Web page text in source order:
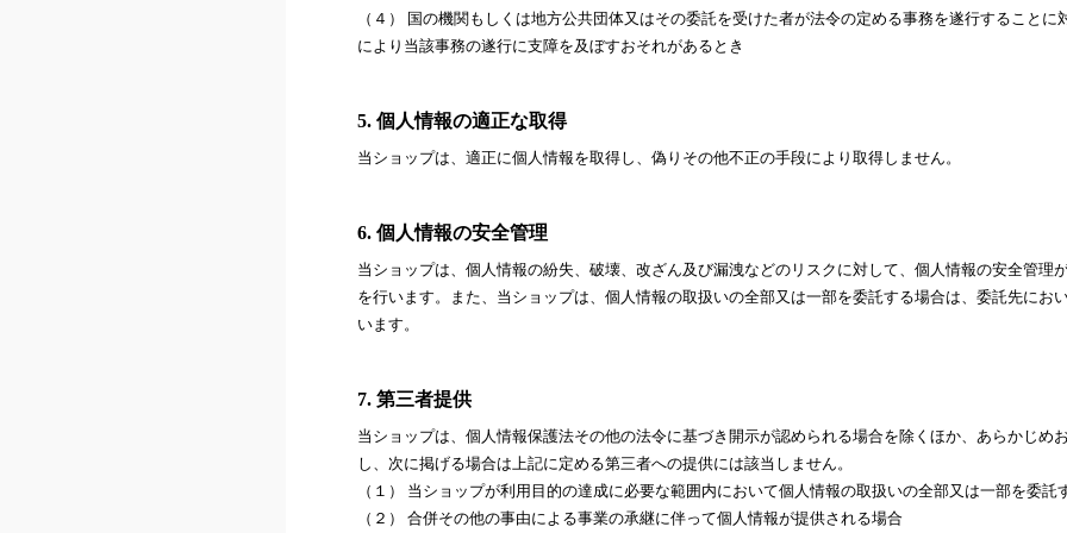
（４） 国の機関もしくは地方公共団体又はその委託を受けた者が法令の定める事務を遂行すること
により当該事務の遂行に支障を及ぼすおそれがあるとき
5. 個人情報の適正な取得
当ショップは、適正に個人情報を取得し、偽りその他不正の手段により取得しません。
6. 個人情報の安全管理
当ショップは、個人情報の紛失、破壊、改ざん及び漏洩などのリスクに対して、個人情報の安全管
を行います。また、当ショップは、個人情報の取扱いの全部又は一部を委託する場合は、委託先に
います。
7. 第三者提供
当ショップは、個人情報保護法その他の法令に基づき開示が認められる場合を除くほか、あらかじ
し、次に掲げる場合は上記に定める第三者への提供には該当しません。
（１） 当ショップが利用目的の達成に必要な範囲内において個人情報の取扱いの全部又は一部を委
（２） 合併その他の事由による事業の承継に伴って個人情報が提供される場合